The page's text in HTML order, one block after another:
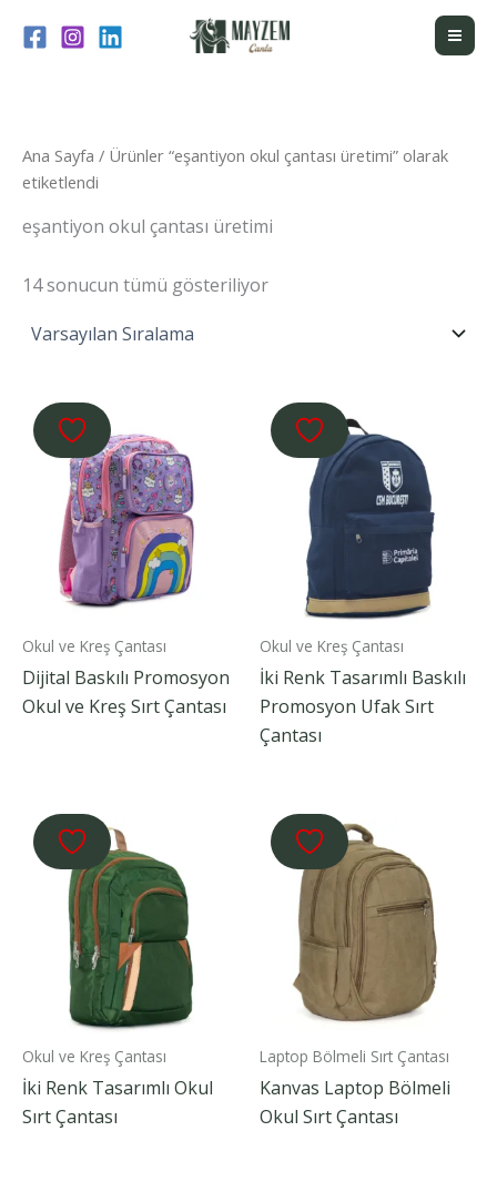
atla
Ana Sayfa / Ürünler “eşantiyon okul çantası üretimi” olarak
etiketlendi
eşantiyon okul çantası üretimi
14 sonucun tümü gösteriliyor
Okul ve Kreş Çantası
Dijital Baskılı Promosyon
Okul ve Kreş Sırt Çantası
Okul ve Kreş Çantası
İki Renk Tasarımlı Baskılı
Promosyon Ufak Sırt
Çantası
Okul ve Kreş Çantası
İki Renk Tasarımlı Okul
Sırt Çantası
Laptop Bölmeli Sırt Çantası
Kanvas Laptop Bölmeli
Okul Sırt Çantası